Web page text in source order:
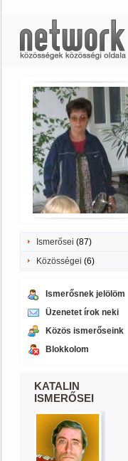
Ismerősei (87)
Közösségei (6)
Ismerősnek jelölöm
Üzenetet írok neki
Közös ismerőseink
Blokkolom
KATALIN
ISMERŐSEI